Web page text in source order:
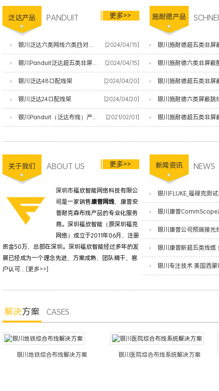
泛达产品 PANDUIT 更多>>
银川泛达六类网线六类四对非屏蔽双绞线 [2024/04/15]
银川Panduit泛达超五类非屏蔽网线 [2024/04/15]
银川泛达48口配线架 [2024/04/20]
银川泛达24口配线架 [2024/04/20]
银川Panduit（泛达布线）产品清单 [2021/02/01]
施耐德产品
银川施耐德超五类非屏
银川施耐德六类非屏蔽
银川施耐德超五类非屏
银川施耐德六类屏蔽跳
银川施耐德超五类非屏
关于我们 ABOUT US 更多>>
深圳市福欣智能网络科技有限公
司是一家销售康普网线、康普安
普耐克森布线产品的专业化服务
商。深圳福欣智能（原深圳福克
网络）成立于2011年06月，注册
资金50万，总部在深圳。深圳福欣智能经过多年的发
展已经成为一个理念先进、方案成熟、团队精干、客
户认可... [更多>>]
新闻资讯 NEWS
解决方案 CASES
银川地铁综合布线解决方案 银川医院综合布线系统解决方案